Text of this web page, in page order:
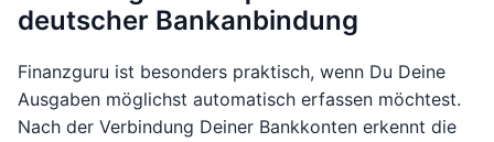
deutscher Bankanbindung
Finanzguru ist besonders praktisch, wenn Du Deine
Ausgaben möglichst automatisch erfassen möchtest.
Nach der Verbindung Deiner Bankkonten erkennt die